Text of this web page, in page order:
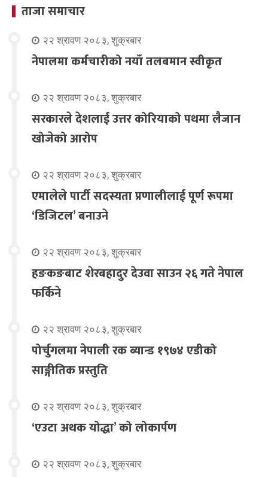
ताजा समाचार
२२ श्रावण २०८३, शुक्रबार
नेपालमा कर्मचारीको नयाँ तलबमान स्वीकृत
२२ श्रावण २०८३, शुक्रबार
सरकारले देशलाई उत्तर कोरियाको पथमा लैजान
खोजेको आरोप
२२ श्रावण २०८३, शुक्रबार
एमालेले पार्टी सदस्यता प्रणालीलाई पूर्ण रूपमा
‘डिजिटल’ बनाउने
२२ श्रावण २०८३, शुक्रबार
हङकङबाट शेरबहादुर देउवा साउन २६ गते नेपाल
फर्किने
२२ श्रावण २०८३, शुक्रबार
पोर्चुगलमा नेपाली रक ब्यान्ड १९७४ एडीको
साङ्गीतिक प्रस्तुति
२२ श्रावण २०८३, शुक्रबार
‘एउटा अथक योद्धा’ को लोकार्पण
२२ श्रावण २०८३, शुक्रबार